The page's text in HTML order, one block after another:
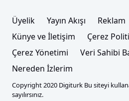
Üyelik Yayın Akışı Reklam
Künye ve İletişim
Çerez
Çerez Yönetimi
Veri Sahibi
Nereden İzlerim
Copyright 2020 Digiturk Bu siteyi
sayılırsınız.